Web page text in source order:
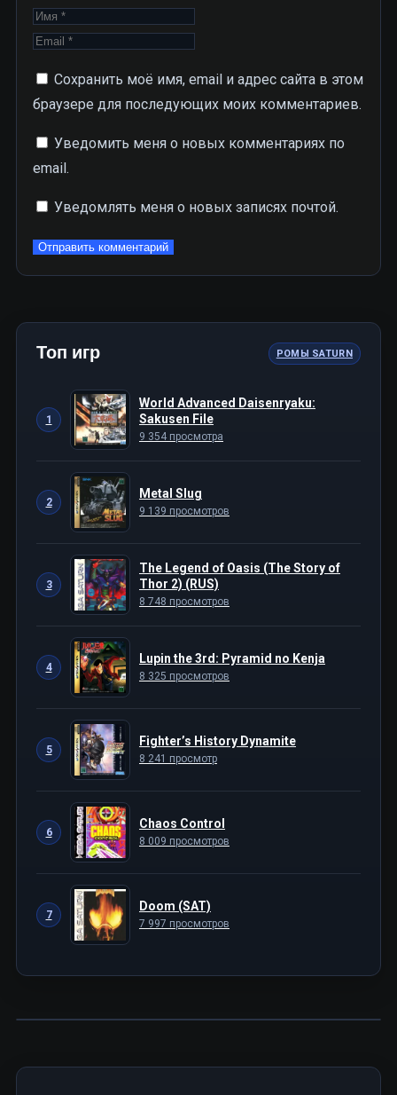
Сохранить моё имя, email и адрес сайта в этом
браузере для последующих моих комментариев.
Уведомить меня о новых комментариях по
email.
Уведомлять меня о новых записях почтой.
Топ игр РОМЫ SATURN
1
World Advanced Daisenryaku:
Sakusen File
9 354 просмотра
2
Metal Slug
9 139 просмотров
3
The Legend of Oasis (The Story of
Thor 2) (RUS)
8 748 просмотров
4
Lupin the 3rd: Pyramid no Kenja
8 325 просмотров
5
Fighter’s History Dynamite
8 241 просмотр
6
Chaos Control
8 009 просмотров
7
Doom (SAT)
7 997 просмотров